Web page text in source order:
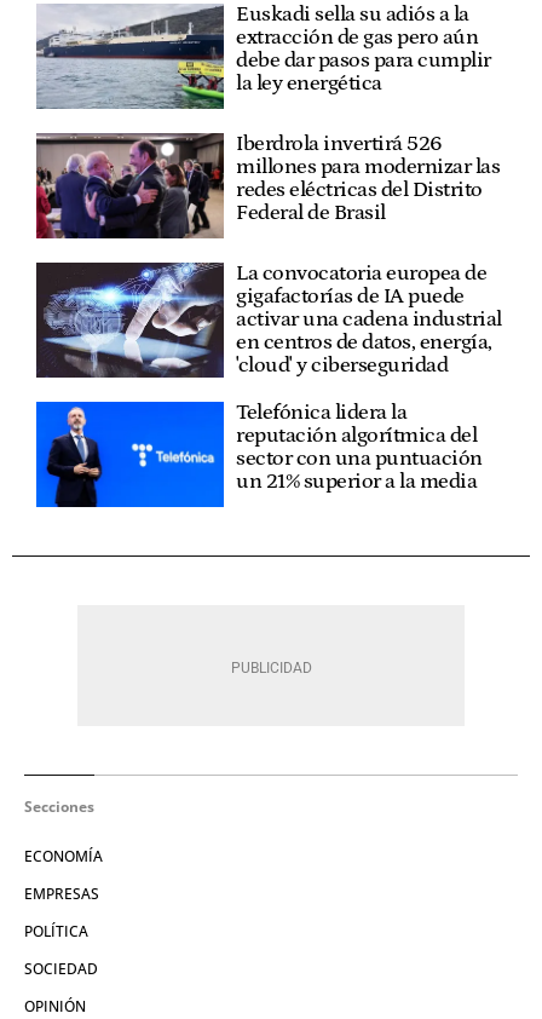
Euskadi sella su adiós a la
extracción de gas pero aún
debe dar pasos para cumplir
la ley energética
Iberdrola invertirá 526
millones para modernizar las
redes eléctricas del Distrito
Federal de Brasil
La convocatoria europea de
gigafactorías de IA puede
activar una cadena industrial
en centros de datos, energía,
'cloud' y ciberseguridad
Telefónica lidera la
reputación algorítmica del
sector con una puntuación
un 21% superior a la media
Secciones
ECONOMÍA
EMPRESAS
POLÍTICA
SOCIEDAD
OPINIÓN